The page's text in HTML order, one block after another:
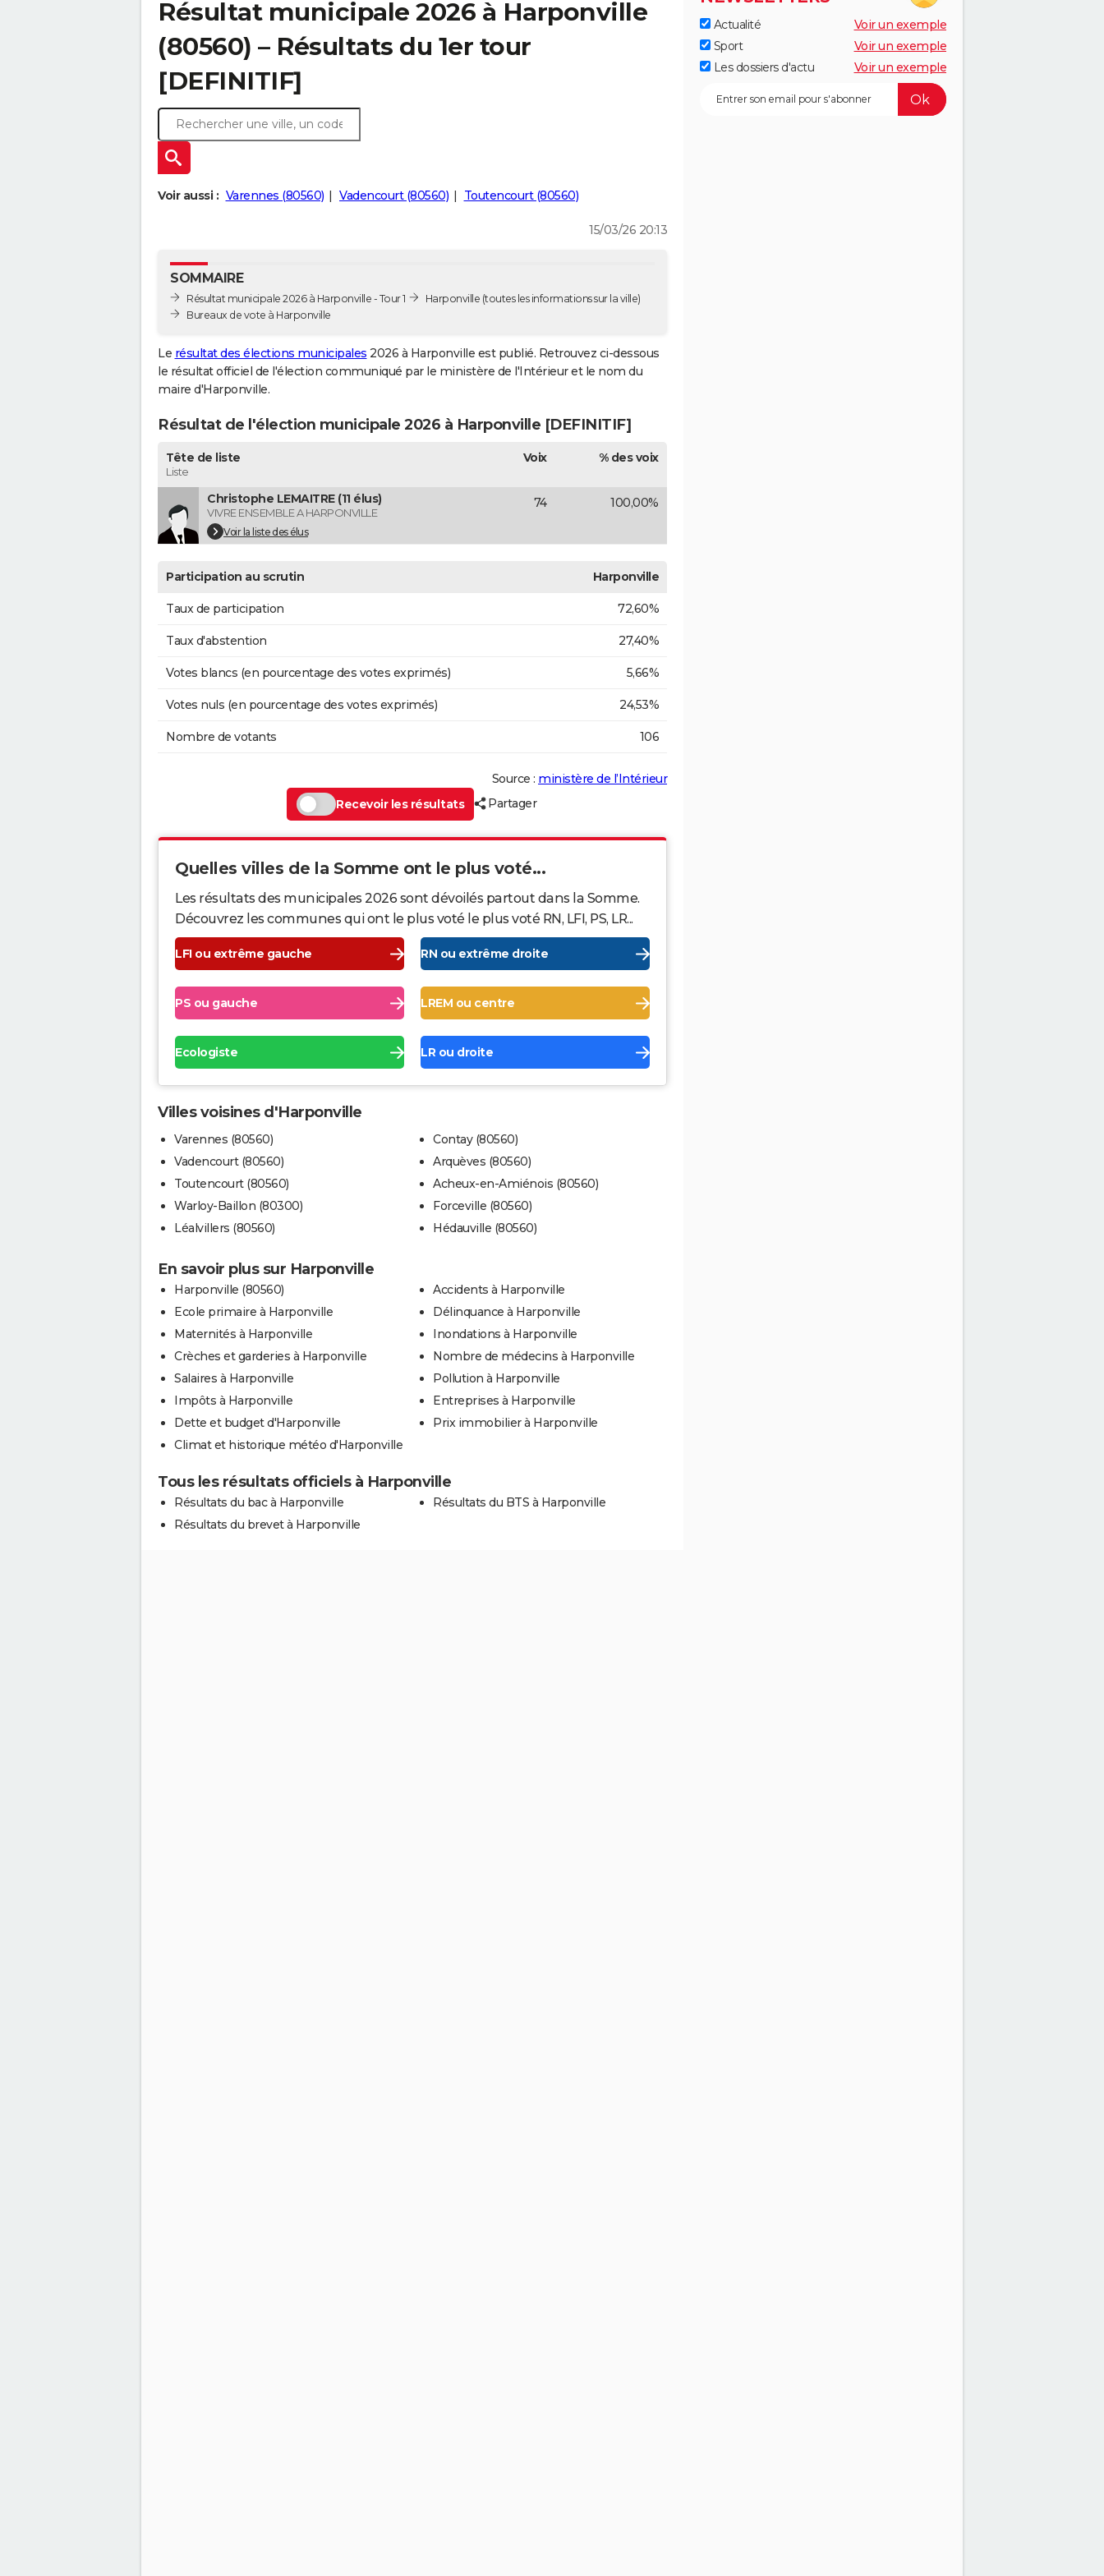
Résultat municipale 2026 à Harponville
(80560) – Résultats du 1er tour
[DEFINITIF]
Voir aussi : Varennes (80560) Vadencourt (80560) Toutencourt (80560)
15/03/26 20:13
SOMMAIRE
Résultat municipale 2026 à Harponville - Tour 1
Bureaux de vote à Harponville
Harponville (toutes les informations sur la ville)
Le résultat des élections municipales 2026 à Harponville est publié. Retrouvez ci-dessous
le résultat officiel de l'élection communiqué par le ministère de l'Intérieur et le nom du
maire d'Harponville.
Résultat de l'élection municipale 2026 à Harponville [DEFINITIF]
Tête de liste
Liste
Voix % des voix
Christophe LEMAITRE (11 élus)
VIVRE ENSEMBLE A HARPONVILLE
Voir la liste des élus
74 100,00%
Participation au scrutin Harponville
Taux de participation 72,60%
Taux d'abstention 27,40%
Votes blancs (en pourcentage des votes exprimés) 5,66%
Votes nuls (en pourcentage des votes exprimés) 24,53%
Nombre de votants 106
Source : ministère de l’Intérieur
Recevoir les résultats
Partager
Quelles villes de la Somme ont le plus voté...
Les résultats des municipales 2026 sont dévoilés partout dans la Somme.
Découvrez les communes qui ont le plus voté le plus voté RN, LFI, PS, LR...
LFI ou extrême gauche RN ou extrême droite
PS ou gauche LREM ou centre
Ecologiste LR ou droite
Villes voisines d'Harponville
Varennes (80560)
Vadencourt (80560)
Toutencourt (80560)
Warloy-Baillon (80300)
Léalvillers (80560)
Contay (80560)
Arquèves (80560)
Acheux-en-Amiénois (80560)
Forceville (80560)
Hédauville (80560)
En savoir plus sur Harponville
Harponville (80560)
Ecole primaire à Harponville
Maternités à Harponville
Crèches et garderies à Harponville
Salaires à Harponville
Impôts à Harponville
Dette et budget d'Harponville
Climat et historique météo d'Harponville
Accidents à Harponville
Délinquance à Harponville
Inondations à Harponville
Nombre de médecins à Harponville
Pollution à Harponville
Entreprises à Harponville
Prix immobilier à Harponville
Tous les résultats officiels à Harponville
Résultats du bac à Harponville
Résultats du brevet à Harponville
Résultats du BTS à Harponville
Actualité
Voir un exemple
Sport
Voir un exemple
Les dossiers d'actu
Voir un exemple